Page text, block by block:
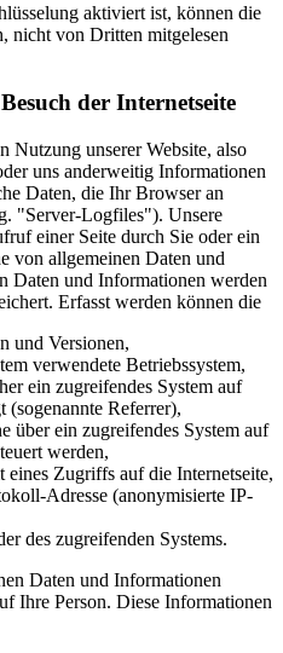
aktiviert ist, können die
nicht von Dritten mitgelesen
der Internetseite
Nutzung unserer Website, also
uns anderweitig Informationen
Daten, die Ihr Browser an
"Server-Logfiles"). Unsere
einer Seite durch Sie oder ein
von allgemeinen Daten und
Daten und Informationen werden
Erfasst werden können die
und Versionen,
verwendete Betriebssystem,
ein zugreifendes System auf
(sogenannte Referrer),
über ein zugreifendes System auf
werden,
Zugriffs auf die Internetseite,
Adresse (anonymisierte IP-
des zugreifenden Systems.
Daten und Informationen
Ihre Person. Diese Informationen